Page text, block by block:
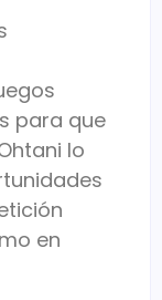
para que
lo
en